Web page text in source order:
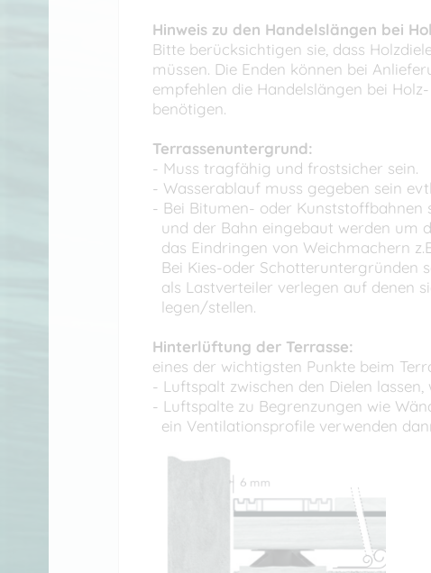
Hinweis zu den Handelslängen bei
Bitte berücksichtigen sie, dass
müssen. Die Enden können bei
empfehlen die Handelslängen bei
benötigen.
Terrassenuntergrund:
- Muss tragfähig und frostsicher sein.
- Wasserablauf muss gegeben sein
- Bei Bitumen- oder Kunststoffbahnen
und der Bahn eingebaut werden um
das Eindringen von Weichmachern
Bei Kies-oder Schotteruntergründen
als Lastverteiler verlegen auf denen
legen/stellen.
Hinterlüftung der Terrasse:
eines der wichtigsten Punkte beim
- Luftspalt zwischen den Dielen
- Luftspalte zu Begrenzungen wie
ein Ventilationsprofile verwenden